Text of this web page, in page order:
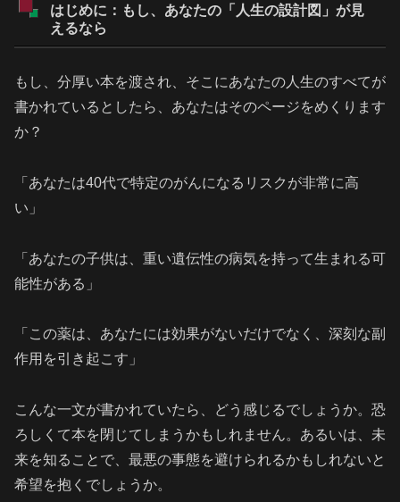
はじめに：もし、あなたの「人生の設計図」が見
えるなら
もし、分厚い本を渡され、そこにあなたの人生のすべてが
書かれているとしたら、あなたはそのページをめくります
か？
「あなたは40代で特定のがんになるリスクが非常に高
い」
「あなたの子供は、重い遺伝性の病気を持って生まれる可
能性がある」
「この薬は、あなたには効果がないだけでなく、深刻な副
作用を引き起こす」
こんな一文が書かれていたら、どう感じるでしょうか。恐
ろしくて本を閉じてしまうかもしれません。あるいは、未
来を知ることで、最悪の事態を避けられるかもしれないと
希望を抱くでしょうか。